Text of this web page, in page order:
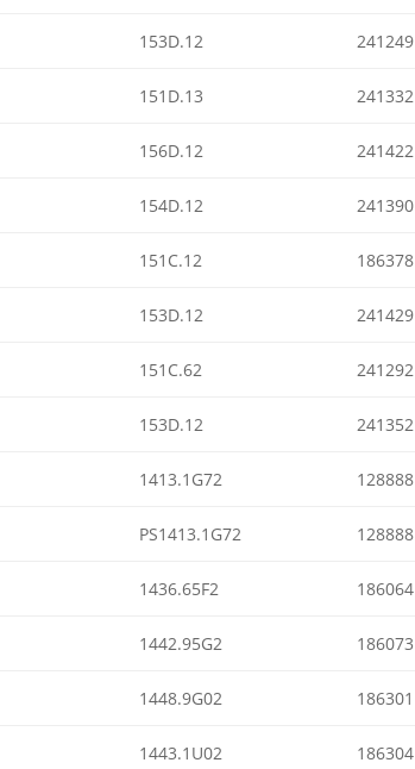
153D.12 241249
151D.13 241332
156D.12 241422
154D.12 241390
151C.12 186378
153D.12 241429
151C.62 241292
153D.12 241352
1413.1G72 128888
PS1413.1G72 128888
1436.65F2 186064
1442.95G2 186073
1448.9G02 186301
1443.1U02 186304